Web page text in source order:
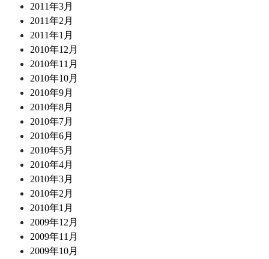
2011年3月
2011年2月
2011年1月
2010年12月
2010年11月
2010年10月
2010年9月
2010年8月
2010年7月
2010年6月
2010年5月
2010年4月
2010年3月
2010年2月
2010年1月
2009年12月
2009年11月
2009年10月